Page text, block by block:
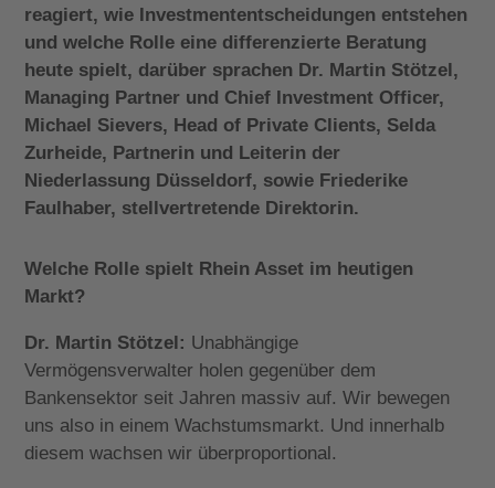
reagiert, wie Investmententscheidungen entstehen
und welche Rolle eine differenzierte Beratung
heute spielt, darüber sprachen Dr. Martin Stötzel,
Managing Partner und Chief Investment Officer,
Michael Sievers, Head of Private Clients, Selda
Zurheide, Partnerin und Leiterin der
Niederlassung Düsseldorf, sowie Friederike
Faulhaber, stellvertretende Direktorin.
Welche Rolle spielt Rhein Asset im heutigen
Markt?
Dr. Martin Stötzel: Unabhängige
Vermögensverwalter holen gegenüber dem
Bankensektor seit Jahren massiv auf. Wir bewegen
uns also in einem Wachstumsmarkt. Und innerhalb
diesem wachsen wir überproportional.